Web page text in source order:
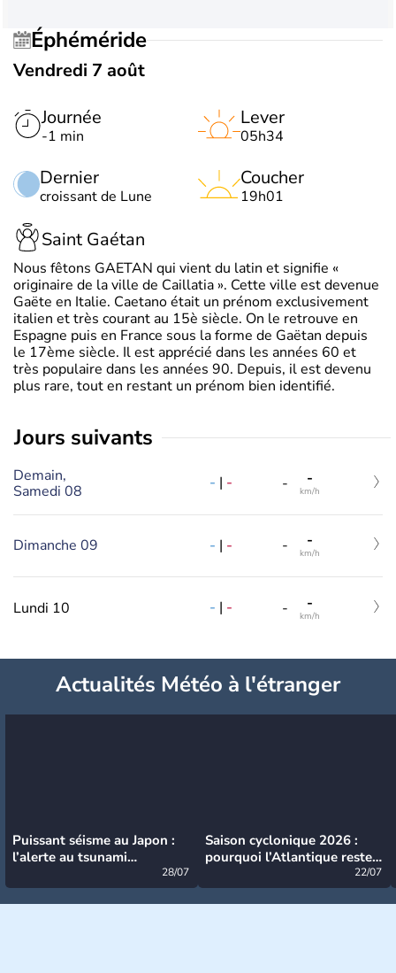
Éphéméride
Vendredi 7 août
Journée
-1 min
Dernier
croissant de Lune
Lever
05h34
Coucher
19h01
Saint Gaétan
Nous fêtons GAETAN qui vient du latin et signifie «
originaire de la ville de Caillatia ». Cette ville est devenue
Gaëte en Italie. Caetano était un prénom exclusivement
italien et très courant au 15è siècle. On le retrouve en
Espagne puis en France sous la forme de Gaëtan depuis
le 17ème siècle. Il est apprécié dans les années 60 et
très populaire dans les années 90. Depuis, il est devenu
plus rare, tout en restant un prénom bien identifié.
jours suivants
Demain,
Samedi 08
- | - - -
km/h
Dimanche 09 - | - - -
km/h
Lundi 10 - | - - -
km/h
Actualités Météo à l'étranger
Puissant séisme au Japon :
l’alerte au tsunami
28/07
Saison cyclonique 2026 :
pourquoi l’Atlantique reste
22/07